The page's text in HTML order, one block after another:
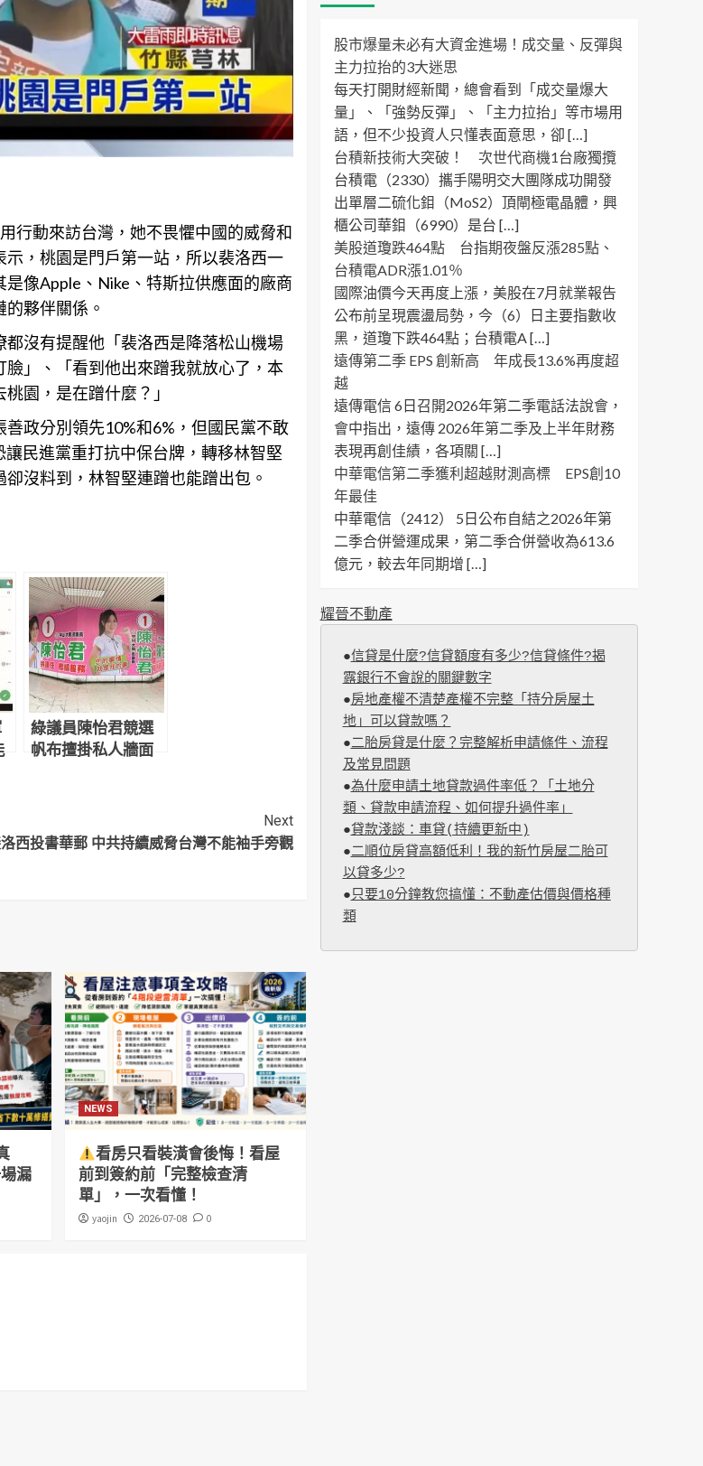
行動來訪台灣，她不畏懼中國的威脅和
，桃園是門戶第一站，所以裴洛西一
像Apple、Nike、特斯拉供應面的廠商
夥伴關係。
沒有提醒他「裴洛西是降落松山機場
」、「看到他出來蹭我就放心了，本
園，是在蹭什麼？」
政分別領先10%和6%，但國民黨不敢
民進黨重打抗中保台牌，轉移林智堅
沒料到，林智堅連蹭也能蹭出包。
綠議員陳怡君競選
帆布擅掛私人牆面
Next
西投書華郵 中共持續威脅台灣不能袖手旁觀
漏
NEWS
看房只看裝潢會後悔！看屋
前到簽約前「完整檢查清
單」，一次看懂！
yaojin 2026-07-08 0
股市爆量未必有大資金進場！成交量、反彈與
主力拉抬的3大迷思
每天打開財經新聞，總會看到「成交量爆大
量」、「強勢反彈」、「主力拉抬」等市場用
語，但不少投資人只懂表面意思，卻 […]
台積新技術大突破！ 次世代商機1台廠獨攬
台積電（2330）攜手陽明交大團隊成功開發
出單層二硫化鉬（MoS2）頂閘極電晶體，興
櫃公司華鉬（6990）是台 […]
美股道瓊跌464點 台指期夜盤反漲285點、
台積電ADR漲1.01％
國際油價今天再度上漲，美股在7月就業報告
公布前呈現震盪局勢，今（6）日主要指數收
黑，道瓊下跌464點；台積電A […]
遠傳第二季 EPS 創新高 年成長13.6%再度超
越
遠傳電信 6日召開2026年第二季電話法說會，
會中指出，遠傳 2026年第二季及上半年財務
表現再創佳績，各項關 […]
中華電信第二季獲利超越財測高標 EPS創10
年最佳
中華電信（2412） 5日公布自結之2026年第
二季合併營運成果，第二季合併營收為613.6
億元，較去年同期增 […]
耀晉不動產
●信貸是什麼?信貸額度有多少?信貸條件?揭
露銀行不會說的關鍵數字
●房地產權不清楚產權不完整「持分房屋土
地」可以貸款嗎？
●二胎房貸是什麼？完整解析申請條件、流程
及常見問題
●為什麼申請土地貸款過件率低？「土地分
類、貸款申請流程、如何提升過件率」
●貸款淺談：車貸(持續更新中)
●二順位房貸高額低利！我的新竹房屋二胎可
以貸多少?
●只要10分鐘教您搞懂：不動產估價與價格種
類